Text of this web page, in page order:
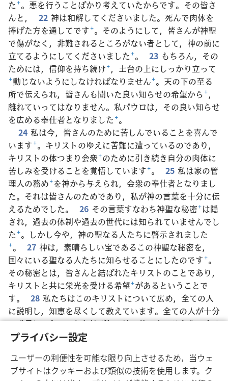
プライバシー設定
ユーザーの利便性を可能な限り向上させるため，当ウェ
ブサイトはクッキーおよび類似の技術を使用します。ク
た+。悪を行うことばかり考えていたからです。その皆さ
んと，
22 神は和解してくださいました。死んで肉体を
捧げた方を通してです+。そのようにして，皆さんが神聖
で傷がなく，非難されるところがない者として，神の前に
立てるようにしてくださいました+。 23 もちろん，その
ためには，信仰を持ち続け+，土台の上にしっかり立って
+動じないようにしなければなりません+。天の下の至る
所で伝えられ，皆さんも聞いた良い知らせの希望から+，
離れていってはなりません。私パウロは，その良い知らせ
を広める奉仕者となりました+。
24 私は今，皆さんのために苦しんでいることを喜んで
います+。キリストのゆえに苦難に遭っているのであり，
キリストの体つまり会衆+のために引き続き自分の肉体に
苦しみを受けることを覚悟しています+。 25 私は家の管
理人の務め+を神から与えられ，会衆の奉仕者となりまし
た。それは皆さんのためであり，私が神の言葉を十分に伝
えるためでした。
26 その言葉すなわち神聖な秘密+は隠
され，過去の体制や過去の世代には知られていませんでし
た+。しかし今や，神の聖なる人たちに啓示されました
+。 27 神は，素晴らしい宝であるこの神聖な秘密を，
国々にいる聖なる人たちに知らせることにしたのです+。
その秘密とは，皆さんと結ばれたキリストのことであり，
キリストと共に栄光を受ける希望+があるということで
す。
28 私たちはこのキリストについて広め，全ての人
に説明し，知恵を尽くして教えています。全ての人が十分
に成長し，キリストと結ばれて神の前に立てるようにする
ためです+。29このために私は，自分の中で力強く働い
+。